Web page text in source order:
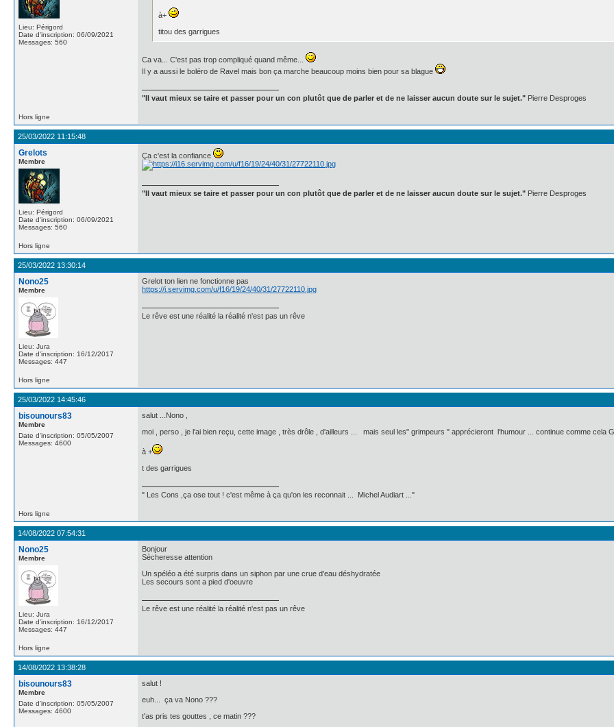
Lieu: Périgord
Date d'inscription: 06/09/2021
Messages: 560
à+
titou des garrigues
Ca va... C'est pas trop compliqué quand même...
Il y a aussi le boléro de Ravel mais bon ça marche beaucoup moins bien pour sa blague
"Il vaut mieux se taire et passer pour un con plutôt que de parler et de ne laisser aucun doute sur le sujet." Pierre Desproges
Hors ligne
25/03/2022 11:15:48
Grelots
Membre
Lieu: Périgord
Date d'inscription: 06/09/2021
Messages: 560
Ça c'est la confiance
"Il vaut mieux se taire et passer pour un con plutôt que de parler et de ne laisser aucun doute sur le sujet." Pierre Desproges
Hors ligne
25/03/2022 13:30:14
Nono25
Membre
Lieu: Jura
Date d'inscription: 16/12/2017
Messages: 447
Grelot ton lien ne fonctionne pas
https://i.servimg.com/u/f16/19/24/40/31/27722110.jpg
Le rêve est une réalité la réalité n'est pas un rêve
Hors ligne
25/03/2022 14:45:46
bisounours83
Membre
Date d'inscription: 05/05/2007
Messages: 4600
salut ...Nono ,
moi , perso , je l'ai bien reçu, cette image , très drôle , d'ailleurs ... mais seul les" grimpeurs " apprécieront l'humour ... continue comme cela
à +
t des garrigues
" Les Cons ,ça ose tout ! c'est même à ça qu'on les reconnait ... Michel Audiart ..."
Hors ligne
14/08/2022 07:54:31
Nono25
Membre
Lieu: Jura
Date d'inscription: 16/12/2017
Messages: 447
Bonjour
Sècheresse attention
Un spéléo a été surpris dans un siphon par une crue d'eau déshydratée
Les secours sont a pied d'oeuvre
Le rêve est une réalité la réalité n'est pas un rêve
Hors ligne
14/08/2022 13:38:28
bisounours83
Membre
Date d'inscription: 05/05/2007
Messages: 4600
salut !
euh... ça va Nono ???
t'as pris tes gouttes , ce matin ???